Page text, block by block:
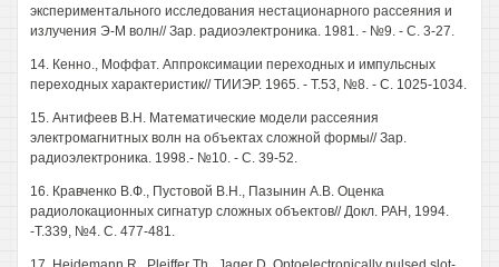
экспериментального исследования нестационарного рассеяния и
излучения Э-М волн// Зар. радиоэлектроника. 1981. - №9. - С. 3-27.
14. Кенно., Моффат. Аппроксимации переходных и импульсных
переходных характеристик// ТИИЭР. 1965. - Т.53, №8. - С. 1025-1034.
15. Антифеев В.Н. Математические модели рассеяния
электромагнитных волн на объектах сложной формы// Зар.
радиоэлектроника. 1998.- №10. - С. 39-52.
16. Кравченко В.Ф., Пустовой В.Н., Пазынин A.B. Оценка
радиолокационных сигнатур сложных объектов// Докл. РАН, 1994.
-Т.339, №4. С. 477-481.